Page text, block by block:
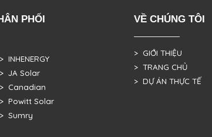
PHỐI
> INHENERGY
> JA Solar
> Canadian
> Powitt Solar
> Sumry
VỀ CHÚNG TÔI
> GIỚI THIỆU
> TRANG CHỦ
> DỰ ÁN THỰC TẾ